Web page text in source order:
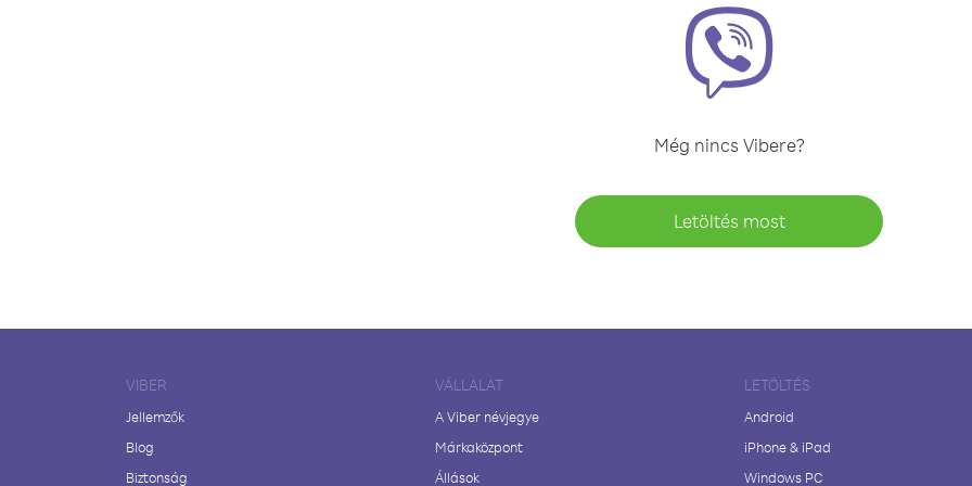
Még nincs Vibere?
Letöltés most
VIBER
Jellemzők
Blog
Biztonság
VÁLLALAT
A Viber névjegye
Márkaközpont
Állások
LETÖLTÉS
Android
iPhone & iPad
Windows PC